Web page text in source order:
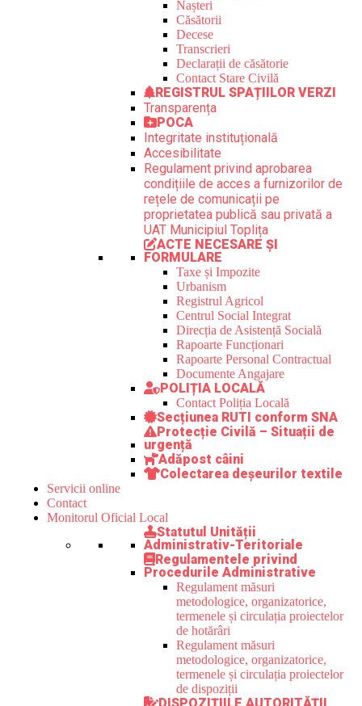
Nașteri
Căsătorii
Decese
Transcrieri
Declarații de căsătorie
Contact Stare Civilă
REGISTRUL SPAȚIILOR VERZI
Transparența
POCA
Integritate instituțională
Accesibilitate
Regulament privind aprobarea
condițiile de acces a furnizorilor de
rețele de comunicații pe
proprietatea publică sau privată a
UAT Municipiul Toplița
ACTE NECESARE ȘI
FORMULARE
Taxe și Impozite
Urbanism
Registrul Agricol
Centrul Social Integrat
Direcția de Asistență Socială
Rapoarte Funcționari
Rapoarte Personal Contractual
Documente Angajare
POLIȚIA LOCALĂ
Contact Poliția Locală
Secțiunea RUTI conform SNA
Protecție Civilă – Situații de
urgență
Adăpost câini
Colectarea deșeurilor textile
Servicii online
Contact
Monitorul Oficial Local
Statutul Unității
Administrativ-Teritoriale
Regulamentele privind
Procedurile Administrative
Regulament măsuri
metodologice, organizatorice,
termenele și circulația proiectelor
de hotărâri
Regulament măsuri
metodologice, organizatorice,
termenele și circulația proiectelor
de dispoziții